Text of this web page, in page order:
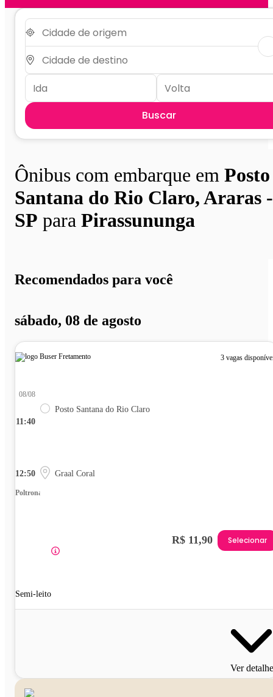
Buscar
Ônibus com embarque em Posto
Santana do Rio Claro, Araras -
SP para Pirassununga
Recomendados para você
sábado, 08 de agosto
3 vagas
11:40
08/08
Posto Santana do Rio Claro
12:50 Graal Coral
Poltrona
Semi-leito
R$ 11,90 Selecionar
Ver